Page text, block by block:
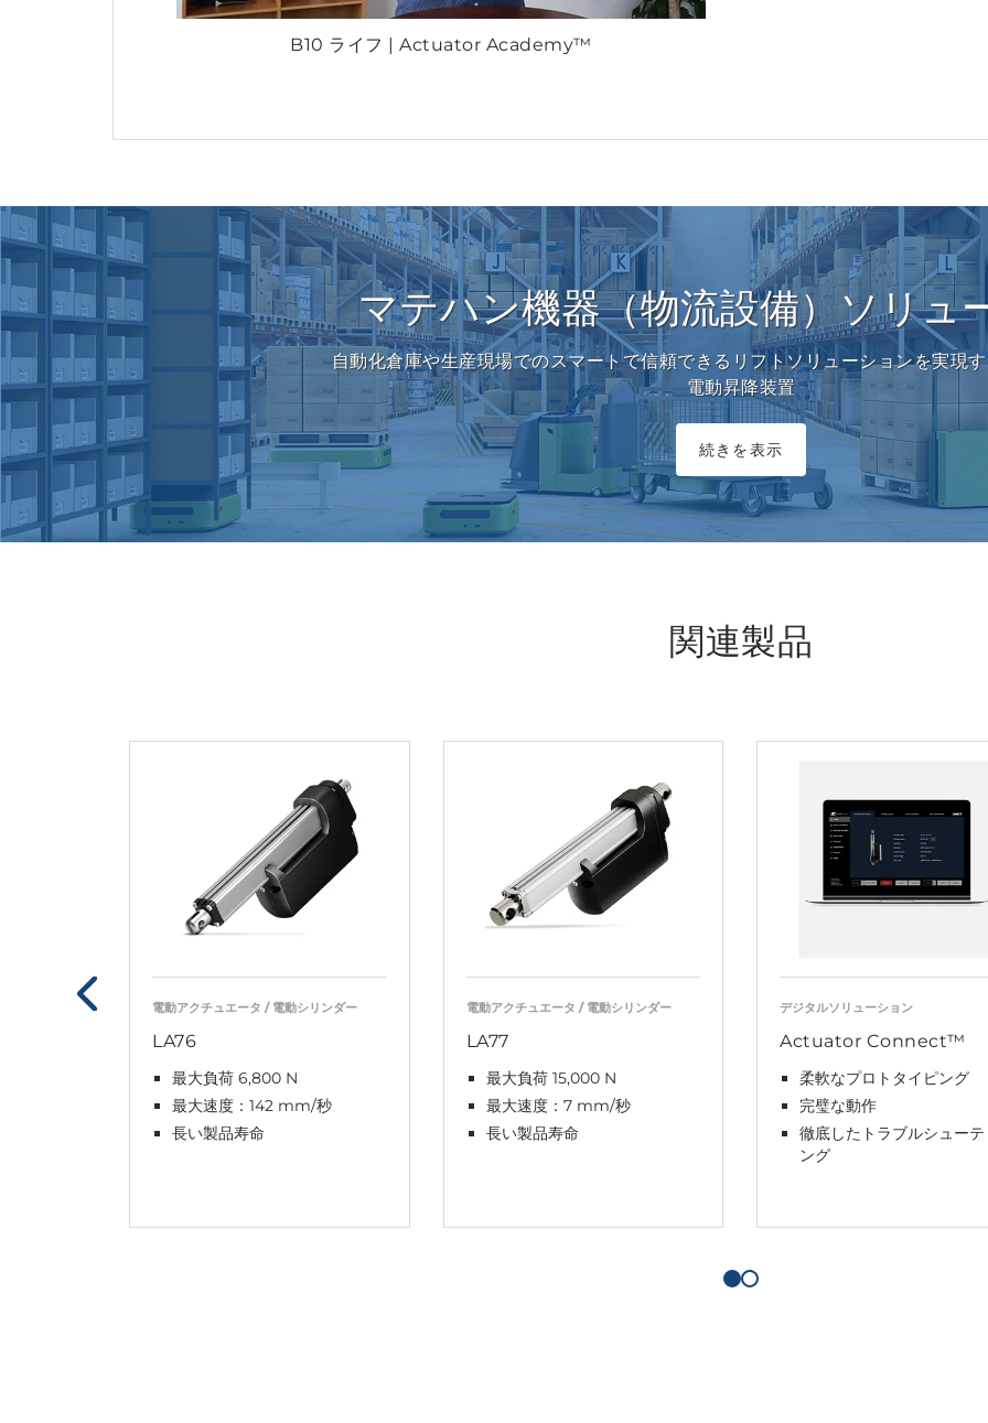
B10 ライフ | Actuator Academy™
マテハン機器（物流設備）ソリュ
自動化倉庫や生産現場でのスマートで信頼できるリフトソリューションを実現
電動昇降装置
続きを表示
関連製品
電動アクチュエータ / 電動シリンダー
LA76
最大負荷 6,800 N
最大速度：142 mm/秒
長い製品寿命
電動アクチュエータ / 電動シリンダー
LA77
最大負荷 15,000 N
最大速度：7 mm/秒
長い製品寿命
デジタルソリューション
Actuator Connect™
柔軟なプロトタイピング
完璧な動作
徹底したトラブルシュー
ング